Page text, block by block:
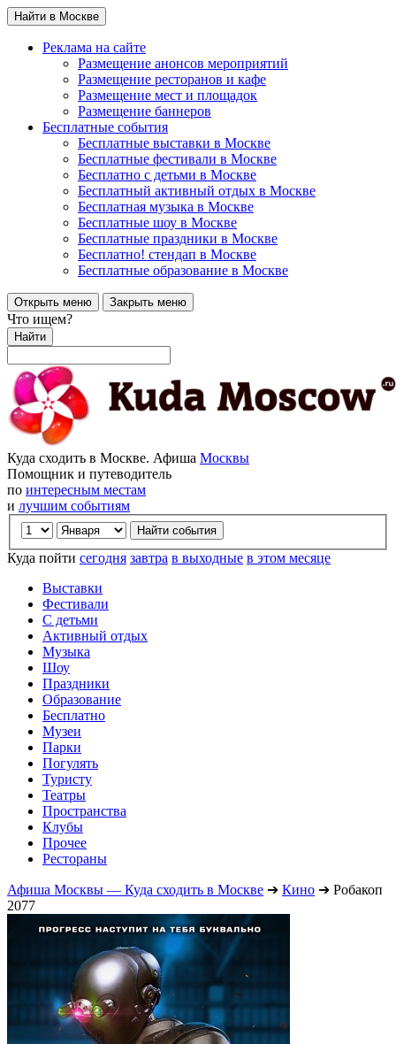
Найти в Москве
Реклама на сайте
Размещение анонсов мероприятий
Размещение ресторанов и кафе
Размещение мест и площадок
Размещение баннеров
Бесплатные события
Бесплатные выставки в Москве
Бесплатные фестивали в Москве
Бесплатно с детьми в Москве
Бесплатный активный отдых в Москве
Бесплатная музыка в Москве
Бесплатные шоу в Москве
Бесплатные праздники в Москве
Бесплатно! стендап в Москве
Бесплатные образование в Москве
Открыть меню Закрыть меню
Что ищем?
Найти
Куда сходить в Москве. Афиша Москвы
Помощник и путеводитель
по интересным местам
и лучшим событиям
Куда пойти сегодня завтра в выходные в этом месяце
Выставки
Фестивали
С детьми
Активный отдых
Музыка
Шоу
Праздники
Образование
Бесплатно
Музеи
Парки
Погулять
Туристу
Театры
Пространства
Клубы
Прочее
Рестораны
Афиша Москвы — Куда сходить в Москве ➔ Кино ➔ Робакоп
2077